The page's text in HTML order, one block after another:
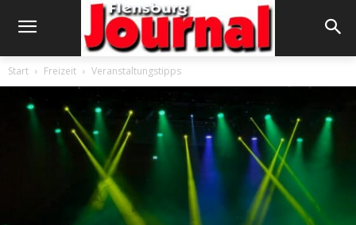
Start Freizeit Veranstaltungstipps